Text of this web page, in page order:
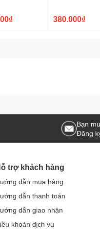
380.000₫
Bạn
Đăng
trợ khách hàng
dẫn mua hàng
dẫn thanh toán
dẫn giao nhận
khoản dịch vụ